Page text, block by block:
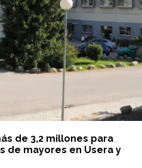
de 3,2 millones para
de mayores en Usera y